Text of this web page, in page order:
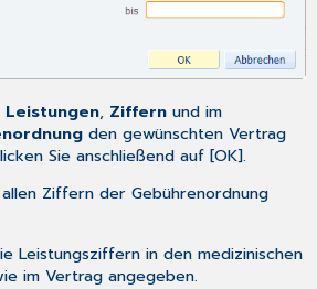
Leistungen, Ziffern und im
den gewünschten Vertrag
Sie anschließend auf [OK].
Ziffern der Gebührenordnung
Leistungsziffern in den medizinischen
im Vertrag angegeben.